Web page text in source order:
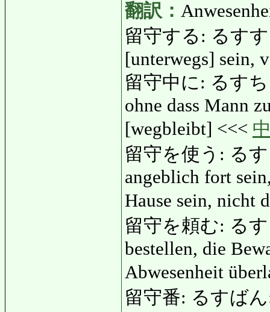
翻訳：
留守する: るすす
[unterwegs] sein,
留守中に: るすち
ohne dass Mann
[wegbleibt] <<<
留守を使う: るす
angeblich fort
Hause sein, nicht
留守を頼む: るす
bestellen, die
Abwesenheit
留守番: るすばん